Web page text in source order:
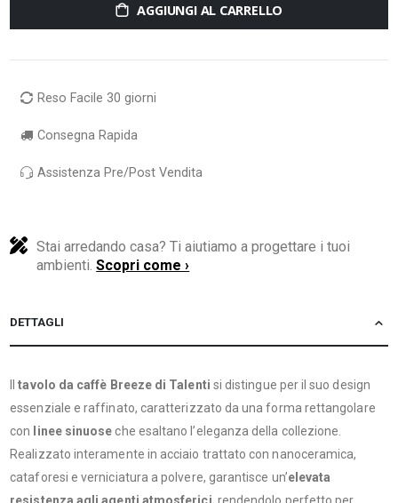
AGGIUNGI AL CARRELLO
Reso Facile 30 giorni
Consegna Rapida
Assistenza Pre/Post Vendita
Stai arredando casa? Ti aiutiamo a progettare i tuoi
ambienti.Scopri come ›
DETTAGLI
Iltavolo da caffè Breeze di Talenti si distingue per il suo design
essenziale e raffinato, caratterizzato da una forma rettangolare
con
linee sinuoseche esaltano l’eleganza della collezione.
Realizzato interamente in acciaio trattato con nanoceramica,
cataforesi e verniciatura a polvere, garantisce un’elevata